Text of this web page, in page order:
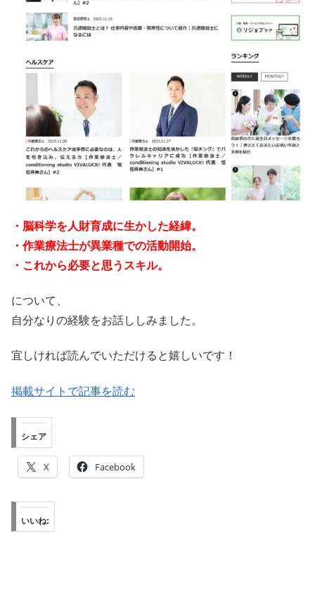
・脳科学を人財育成に生かした経緯。
・作業療法士が異業種での活動開始。
・これから必要と思うスキル。
について、
自分なりの経験をお話ししみました。
宜しければ読んでいただけると嬉しいです！
掲載サイトで記事を読む
シェア
X Facebook
いいね: